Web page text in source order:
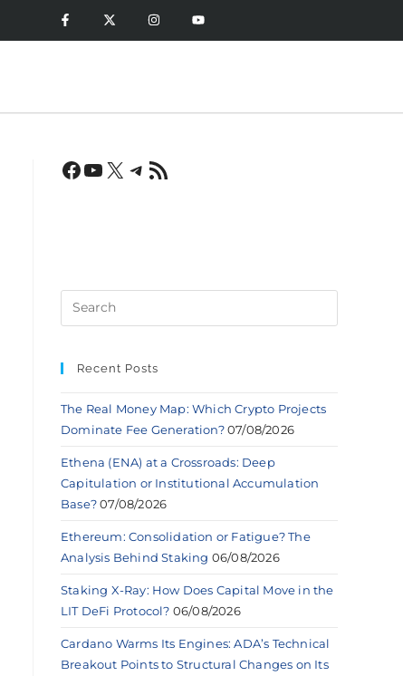
Recent Posts
The Real Money Map: Which Crypto Projects
Dominate Fee Generation? 07/08/2026
Ethena (ENA) at a Crossroads: Deep
Capitulation or Institutional Accumulation
Base? 07/08/2026
Ethereum: Consolidation or Fatigue? The
Analysis Behind Staking 06/08/2026
Staking X-Ray: How Does Capital Move in the
LIT DeFi Protocol? 06/08/2026
Cardano Warms Its Engines: ADA’s Technical
Breakout Points to Structural Changes on Its